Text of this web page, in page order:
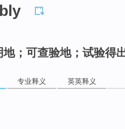
地；可查验地；试验得
专业释义 英英释义